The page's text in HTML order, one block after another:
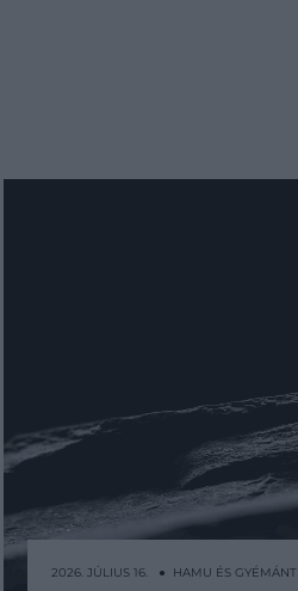
2026. JÚLIUS 16. ● HAMU ÉS GYÉMÁNT